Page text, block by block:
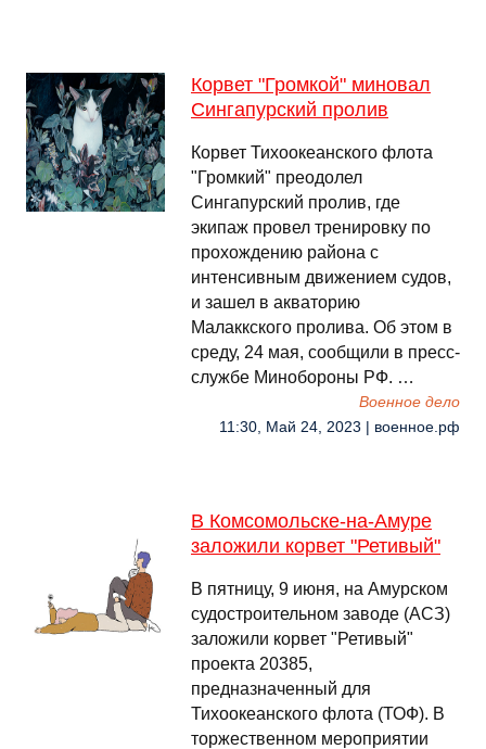
Корвет "Громкой" миновал
Сингапурский пролив
Корвет Тихоокеанского флота
"Громкий" преодолел
Сингапурский пролив, где
экипаж провел тренировку по
прохождению района с
интенсивным движением судов,
и зашел в акваторию
Малаккского пролива. Об этом в
среду, 24 мая, сообщили в пресс-
службе Минобороны РФ. …
Военное дело
11:30, Май 24, 2023 | военное.рф
В Комсомольске-на-Амуре
заложили корвет "Ретивый"
В пятницу, 9 июня, на Амурском
судостроительном заводе (АСЗ)
заложили корвет "Ретивый"
проекта 20385,
предназначенный для
Тихоокеанского флота (ТОФ). В
торжественном мероприятии